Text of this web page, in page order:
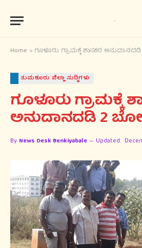
Home » ಗೂಳೂರು ಗ್ರಾಮಕ್ಕೆ ಶಾಸಕರ
ತುಮಕೂರು ಜಿಲ್ಲಾ ಸುದ್ಧಿಗಳು
ಗೂಳೂರು ಗ್ರಾಮಕ್ಕೆ
ಅನುದಾನದಡಿ 2
By News Desk Benkiyabale Updated: